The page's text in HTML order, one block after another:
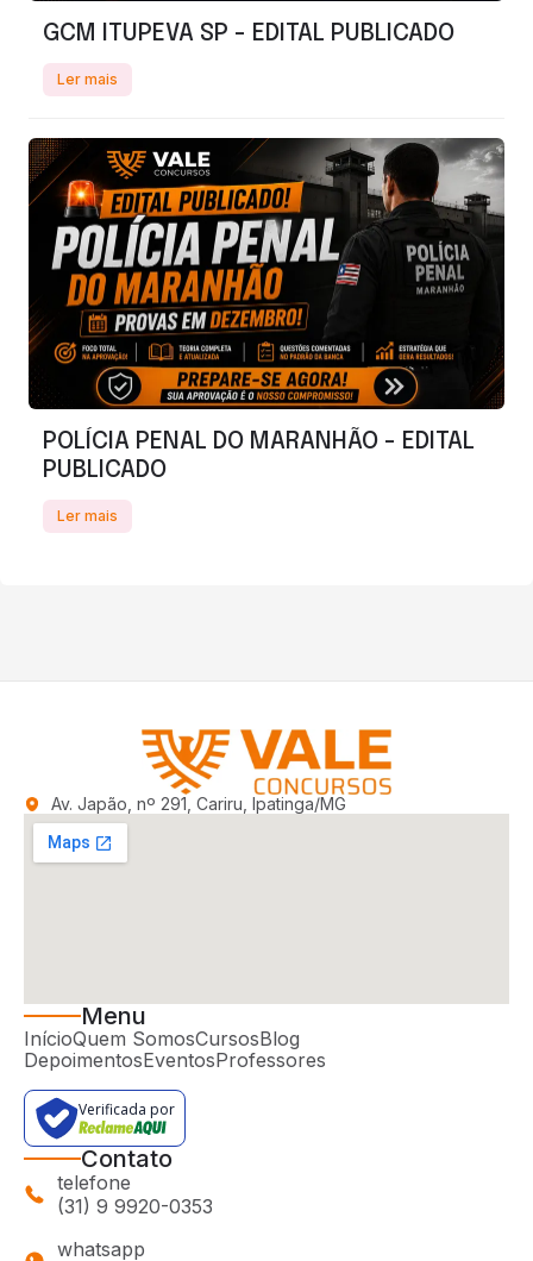
GCM ITUPEVA SP - EDITAL PUBLICADO
Ler mais
POLÍCIA PENAL DO MARANHÃO - EDITAL
PUBLICADO
Ler mais
Av. Japão, nº 291, Cariru, Ipatinga/MG
Menu
InícioQuem SomosCursosBlog
DepoimentosEventosProfessores
Verificada por
Contato
telefone
(31) 9 9920-0353
whatsapp